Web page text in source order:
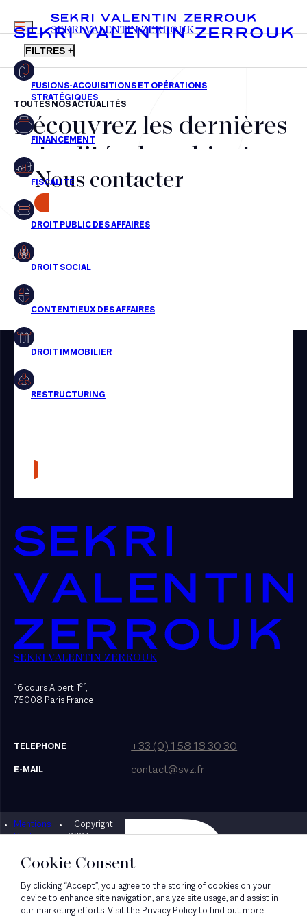
FR EN
MENU
SEKRI VALENTIN ZERROUK
FILTRES +
Fusions-acquisitions et opérations stratégiques
Financement
Fiscalité
Droit public des affaires
Droit social
Droit immobilier
Restructuring
Presse
TOUTES NOS ACTUALITÉS
Découvrez les dernières
actualités du cabinet,
nos récompenses et nos
transactions, jour après
jour
Aucun résultats pour cette recherche
Nous contacter
SEKRI VALENTIN ZERROUK
16 cours Albert 1er,
75008 Paris France
TELEPHONE +33 (0) 1 58 18 30 30
E-MAIL contact@svz.fr
Mentions
légales
- Copyright
2024
Designed by Bonhomme
Cookie Consent
By clicking “Accept”, you agree to the storing of cookies on your
device to enhance site navigation, analyze site usage, and assist in
our marketing efforts. Visit the Privacy Policy to find out more.